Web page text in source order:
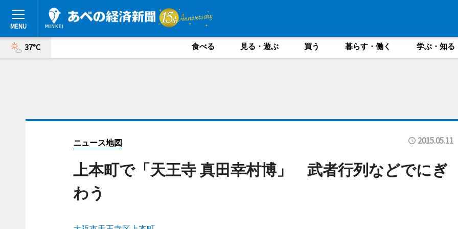
37°C 食べる 見る・遊ぶ 買う 暮らす・働く 学ぶ・知る
ニュース地図 2015.05.11
上本町で「天王寺 真田幸村博」 武者行列などでにぎ
わう